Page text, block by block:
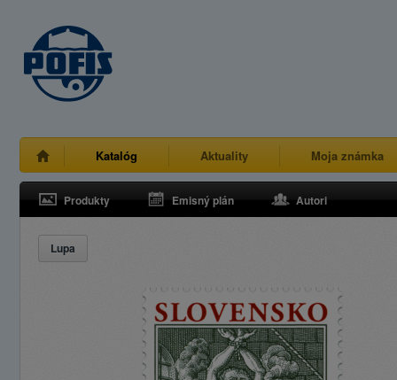
Katalóg Aktuality Moja známka
Produkty Emisný plán Autori
Lupa